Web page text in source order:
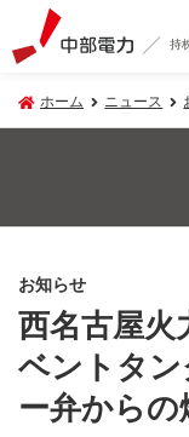
持
ホーム ニュース
お知らせ
西名古屋
ベントタ
ー弁からの